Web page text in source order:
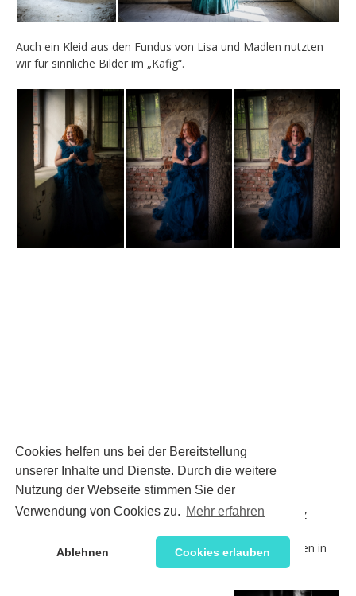
Cookies helfen uns bei der Bereitstellung
unserer Inhalte und Dienste. Durch die weitere
Nutzung der Webseite stimmen Sie der
Verwendung von Cookies zu. Mehr erfahren
Ablehnen Cookies erlauben
Auch ein Kleid aus den Fundus von Lisa und Madlen nutzten
wir für sinnliche Bilder im „Käfig“.
Zum Schluss gab es von Conny noch Porträtfotos, ganz
möchte mich auch bei Dir, liebe Conny, für Dein Vertrauen in